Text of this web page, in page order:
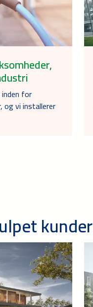
inden for
vi installerer
kunder